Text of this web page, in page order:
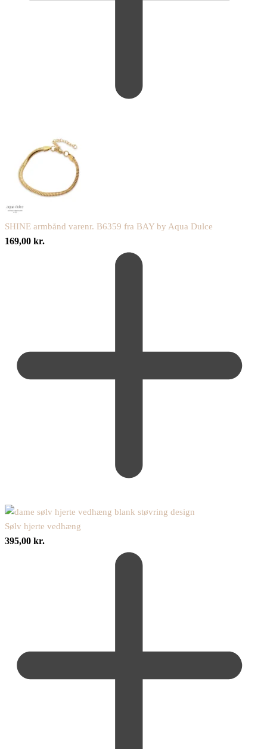
SHINE armbånd varenr. B6359 fra BAY by Aqua Dulce
169,00 kr.
Sølv hjerte vedhæng
395,00 kr.